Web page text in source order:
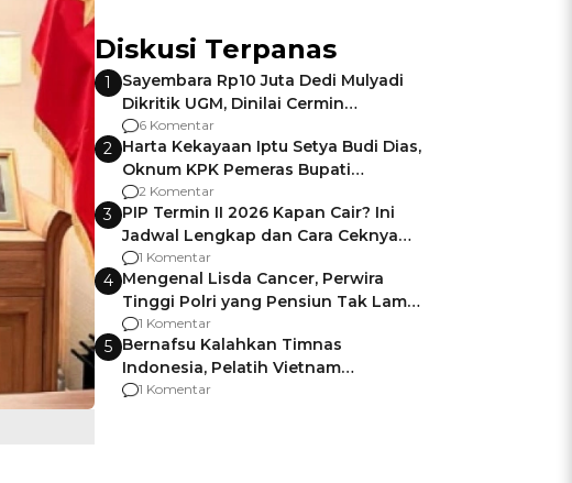
Diskusi Terpanas
1
Sayembara Rp10 Juta Dedi Mulyadi
Dikritik UGM, Dinilai Cermin
Gagalnya Negara Jamin Keamanan
6 Komentar
2 Harta Kekayaan Iptu Setya Budi Dias,
Oknum KPK Pemeras Bupati
Pemalang
2 Komentar
3 PIP Termin II 2026 Kapan Cair? Ini
Jadwal Lengkap dan Cara Ceknya
agar Dana Tidak Hangus!
1 Komentar
4 Mengenal Lisda Cancer, Perwira
Tinggi Polri yang Pensiun Tak Lama
Usai Jadi Brigjen
1 Komentar
5 Bernafsu Kalahkan Timnas
Indonesia, Pelatih Vietnam
Berencana Pakai Jimat di Pakansari
1 Komentar